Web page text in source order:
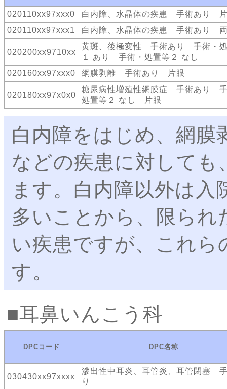
020110xx97xxx0
白内障、水晶体の疾患 手術あり
020110xx97xxx1
白内障、水晶体の疾患 手術あり
020200xx9710xx
黄斑、後極変性 手術あり 手術・
１ あり 手術・処置等２ なし
020160xx97xxx0
網膜剥離 手術あり 片眼
020180xx97x0x0
糖尿病性増殖性網膜症 手術あり
処置等２ なし 片眼
白内障をはじめ、網膜
などの疾患に対しても
ます。白内障以外は入
多いことから、限られ
い疾患ですが、これ
す。
耳鼻いんこう科
DPCコード DPC名称
030430xx97xxxx
滲出性中耳炎、耳管炎、耳管閉塞
り